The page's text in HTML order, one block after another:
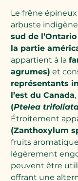
Le frêne
arbuste
sud de
la partie
appartient à la
agrumes) et
représentants
l’est du Canada
(Ptelea
Étroitement
(Zanthoxylum
fruits
légèrement
peuvent être
offrant une